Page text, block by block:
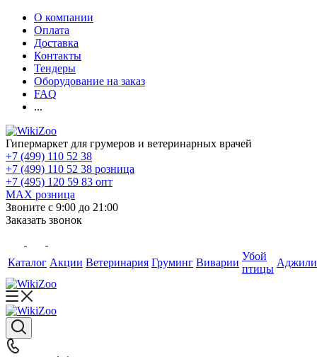
О компании
Оплата
Доставка
Контакты
Тендеры
Оборудование на заказ
FAQ
...
Гипермаркет для грумеров и ветеринарных врачей
+7 (499) 110 52 38
+7 (499) 110 52 38 розница
+7 (495) 120 59 83 опт
MAX розница
Звоните с 9:00 до 21:00
Заказать звонок
Каталог Акции Ветеринария Груминг Виварии
Убой
птицы